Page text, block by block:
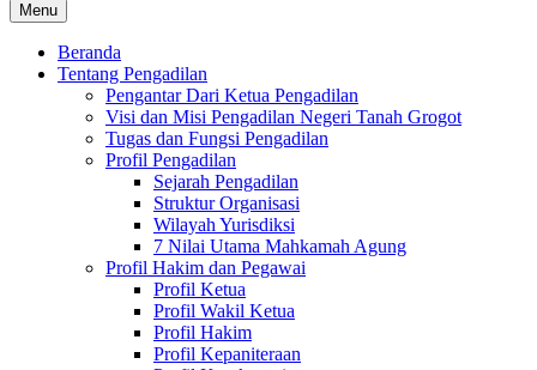
Menu
Beranda
Tentang Pengadilan
Pengantar Dari Ketua Pengadilan
Visi dan Misi Pengadilan Negeri Tanah Grogot
Tugas dan Fungsi Pengadilan
Profil Pengadilan
Sejarah Pengadilan
Struktur Organisasi
Wilayah Yurisdiksi
7 Nilai Utama Mahkamah Agung
Profil Hakim dan Pegawai
Profil Ketua
Profil Wakil Ketua
Profil Hakim
Profil Kepaniteraan